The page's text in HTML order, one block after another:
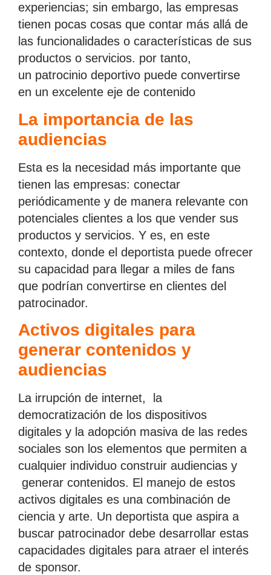
experiencias; sin embargo, las empresas
tienen pocas cosas que contar más allá́ de
las funcionalidades o características de sus
productos o servicios. por tanto,
un patrocinio deportivo puede convertirse
en un excelente eje de contenido
La importancia de las
audiencias
Esta es la necesidad más importante que
tienen las empresas: conectar
periódicamente y de manera relevante con
potenciales clientes a los que vender sus
productos y servicios. Y es, en este
contexto, donde el deportista puede ofrecer
su capacidad para llegar a miles de fans
que podrían convertirse en clientes del
patrocinador.
Activos digitales para
generar contenidos y
audiencias
La irrupción de internet, la
democratización de los dispositivos
digitales y la adopción masiva de las redes
sociales son los elementos que permiten a
cualquier individuo construir audiencias y
generar contenidos. El manejo de estos
activos digitales es una combinación de
ciencia y arte. Un deportista que aspira a
buscar patrocinador debe desarrollar estas
capacidades digitales para atraer el interés
de sponsor.